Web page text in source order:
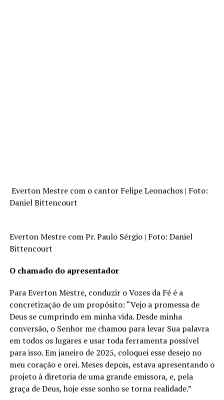
Everton Mestre com o cantor Felipe Leonachos | Foto:
Daniel Bittencourt
Everton Mestre com Pr. Paulo Sérgio | Foto: Daniel
Bittencourt
O chamado do apresentador
Para Everton Mestre, conduzir o Vozes da Fé é a
concretização de um propósito: “Vejo a promessa de
Deus se cumprindo em minha vida. Desde minha
conversão, o Senhor me chamou para levar Sua palavra
em todos os lugares e usar toda ferramenta possível
para isso. Em janeiro de 2025, coloquei esse desejo no
meu coração e orei. Meses depois, estava apresentando o
projeto à diretoria de uma grande emissora, e, pela
graça de Deus, hoje esse sonho se torna realidade.”